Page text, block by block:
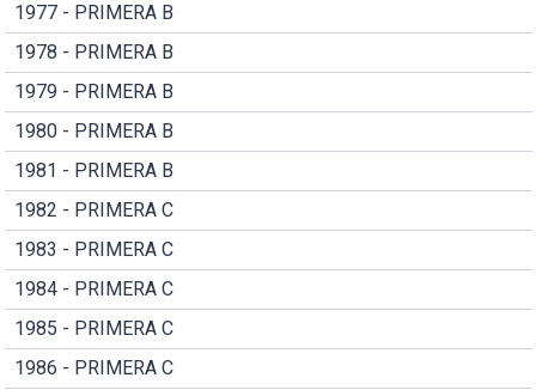
1977 - PRIMERA B
1978 - PRIMERA B
1979 - PRIMERA B
1980 - PRIMERA B
1981 - PRIMERA B
1982 - PRIMERA C
1983 - PRIMERA C
1984 - PRIMERA C
1985 - PRIMERA C
1986 - PRIMERA C